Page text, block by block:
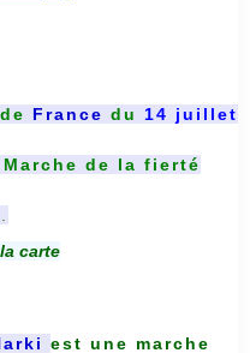
France du 14 juillet
Marche de la fierté
carte
est une marche